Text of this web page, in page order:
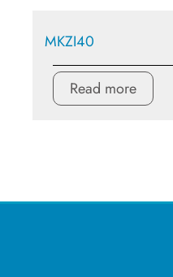
MKZI40
Read more